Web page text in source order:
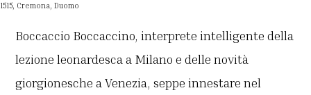
1515, Cremona, Duomo
Boccaccio Boccaccino, interprete intelligente della
lezione leonardesca a Milano e delle novità
giorgionesche a Venezia, seppe innestare nel